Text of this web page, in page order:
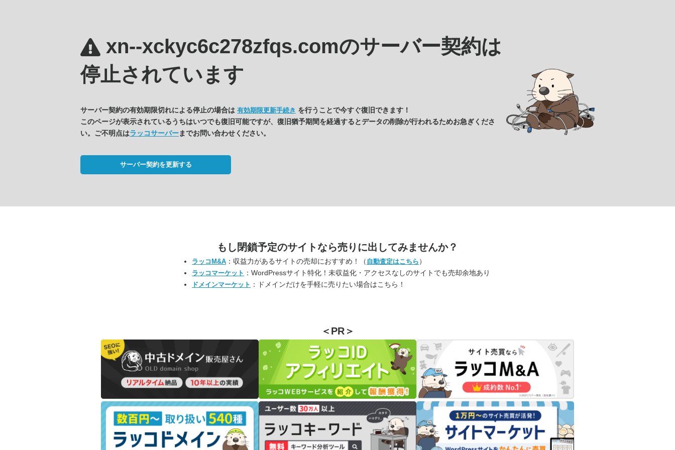
xn--xckyc6c278zfqs.comのサーバー契約は
停止されています
サーバー契約の有効期限切れによる停止の場合は 有効期限更新手続き を行うことで今すぐ復旧できます！
このページが表示されているうちはいつでも復旧可能ですが、復旧猶予期間を経過するとデータの削除が行われるためお急ぎくださ
い。ご不明点はラッコサーバーまでお問い合わせください。
サーバー契約を更新する
もし閉鎖予定のサイトなら売りに出してみませんか？
ラッコM&A ：収益力があるサイトの売却におすすめ！（ 自動査定はこちら ）
ラッコマーケット ：WordPressサイト特化！未収益化・アクセスなしのサイトでも売却余地あり
ドメインマーケット ：ドメインだけを手軽に売りたい場合はこちら！
＜PR＞